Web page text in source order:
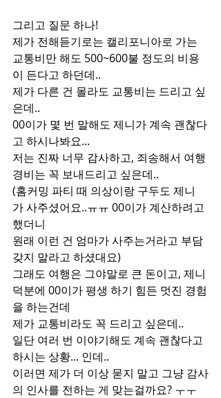
그리고 질문 하나!
제가 전해듣기로는 캘리포니아로 가는
교통비만 해도 500~600불 정도의 비용
이 든다고 하던데..
제가 다른 건 몰라도 교통비는 드리고 싶
은데..
00이가 몇 번 말해도 제니가 계속 괜찮다
고 하시나봐요...
저는 진짜 너무 감사하고, 죄송해서 여행
경비는 꼭 보내드리고 싶은데..
(홈커밍 파티 때 의상이랑 구두도 제니
가 사주셨어요..ㅠㅠ 00이가 계산하려고
했더니
원래 이런 건 엄마가 사주는거라고 부담
갖지 말라고 하셨대요)
그래도 여행은 그야말로 큰 돈이고, 제니
덕분에 00이가 평생 하기 힘든 멋진 경험
을 하는건데
제가 교통비라도 꼭 드리고 싶은데..
일단 여러 번 이야기해도 계속 괜찮다고
하시는 상황... 인데..
이러면 제가 더 이상 묻지 말고 그냥 감사
의 인사를 전하는 게 맞는걸까요? ㅜㅜ